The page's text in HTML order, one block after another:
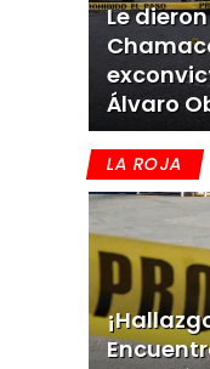
Le
Álvaro
LA ROJA